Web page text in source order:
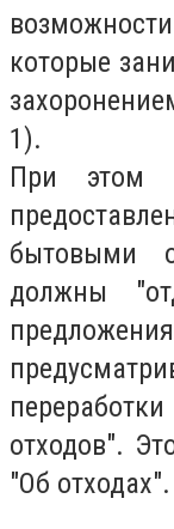
которые
1).
При этом
бытовыми
должны
отходов".
"Об отходах".